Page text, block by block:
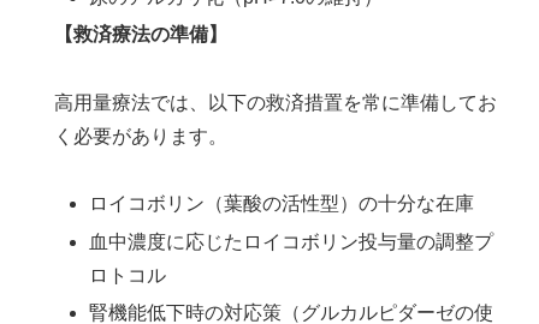
【救済療法の準備】
高用量療法では、以下の救済措置を常に準備してお
く必要があります。
ロイコボリン（葉酸の活性型）の十分な在庫
血中濃度に応じたロイコボリン投与量の調整プ
ロトコル
腎機能低下時の対応策（グルカルピダーゼの使